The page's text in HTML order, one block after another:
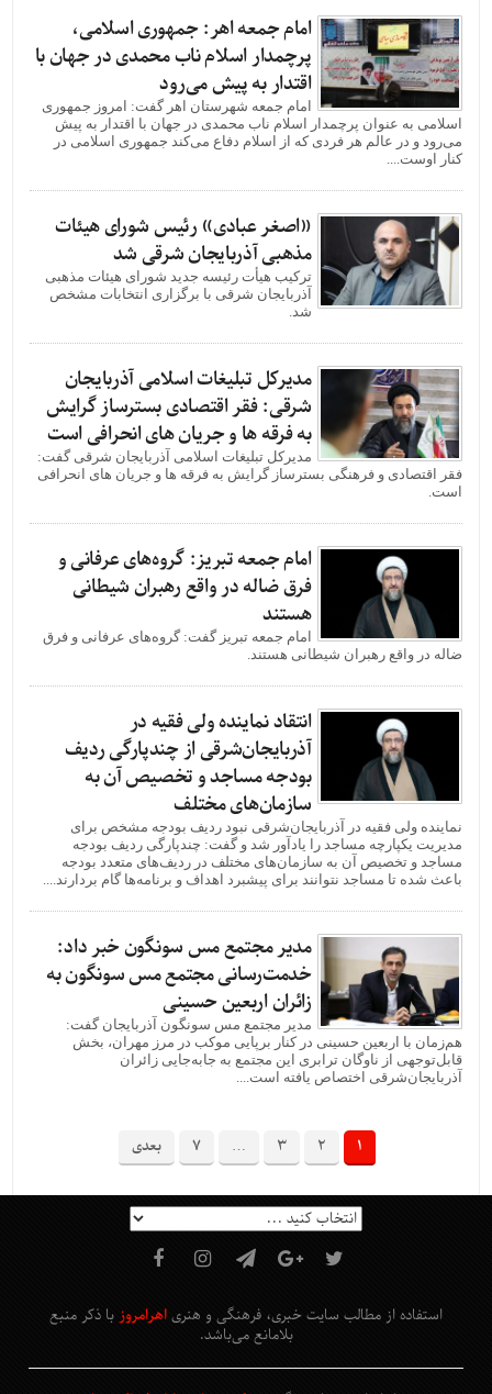
امام جمعه اهر: جمهوری اسلامی،
پرچمدار اسلام ناب محمدی در جهان با
اقتدار به پیش می‌رود
امام جمعه شهرستان اهر گفت: امروز جمهوری
اسلامی به عنوان پرچمدار اسلام ناب محمدی در جهان با اقتدار به پیش
می‌رود و در عالم هر فردی که از اسلام دفاع می‌کند جمهوری اسلامی در
کنار اوست....
«اصغر عبادی» رئیس شورای هیئات
مذهبی آذربایجان شرقی شد
ترکیب هیأت رئیسه جدید شورای هیئات مذهبی
آذربایجان شرقی با برگزاری انتخابات مشخص
شد.
مدیرکل تبلیغات اسلامی آذربایجان
شرقی: فقر اقتصادی بسترساز گرایش
به فرقه ها و جریان های انحرافی است
مدیرکل تبلیغات اسلامی آذربایجان شرقی گفت:
فقر اقتصادی و فرهنگی بسترساز گرایش به فرقه ها و جریان های انحرافی
است.
امام جمعه تبریز: گروه‌های عرفانی و
فرق ضاله در واقع رهبران شیطانی
هستند
امام جمعه تبریز گفت: گروه‌های عرفانی و فرق
ضاله در واقع رهبران شیطانی هستند.
انتقاد نماینده ولی فقیه در
آذربایجان‌شرقی از چندپارگی ردیف
بودجه مساجد و تخصیص آن به
سازمان‌های مختلف
نماینده ولی فقیه در آذربایجان‌شرقی نبود ردیف بودجه مشخص برای
مدیریت یکپارچه مساجد را یادآور شد و گفت: چندپارگی ردیف بودجه
مساجد و تخصیص آن به سازمان‌های مختلف در ردیف‌های متعدد بودجه
باعث شده تا مساجد نتوانند برای پیشبرد اهداف و برنامه‌ها گام بردارند....
مدیر مجتمع مس سونگون خبر داد:
خدمت‌رسانی مجتمع مس سونگون به
زائران اربعین حسینی
مدیر مجتمع مس سونگون آذربایجان گفت:
هم‌زمان با اربعین حسینی در کنار برپایی موکب در مرز مهران، بخش
قابل‌توجهی از ناوگان ترابری این مجتمع به جابه‌جایی زائران
آذربایجان‌شرقی اختصاص یافته است....
1
2
3
…
7 بعدی
استفاده از مطالب سایت خبری، فرهنگی و هنری اهرامروز با ذکر منبع
بلامانع می‌باشد.